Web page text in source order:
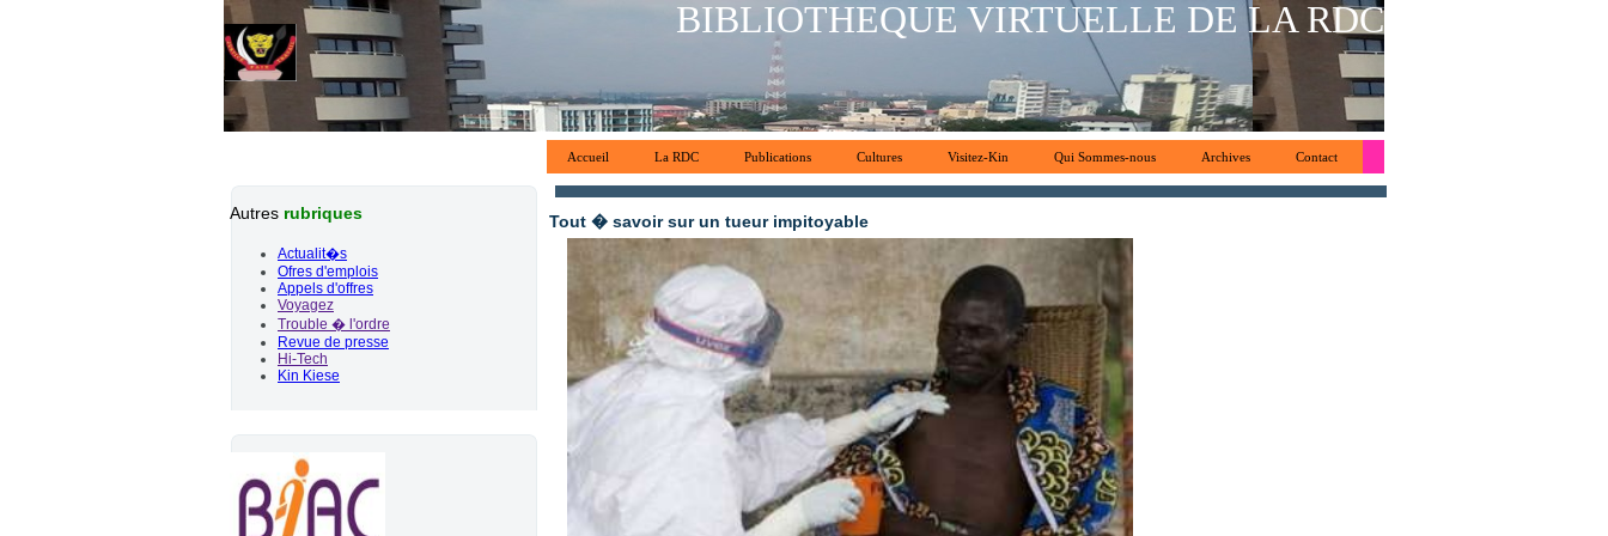
BIBLIOTHEQUE VIRTUELLE DE LA RDC
Accueil La RDC Publications Cultures Visitez-Kin Qui Sommes-nous Archives Contact
Autres rubriques
Actualit�s
Ofres d'emplois
Appels d'offres
Voyagez
Trouble � l'ordre
Revue de presse
Hi-Tech
Kin Kiese
Tout � savoir sur un tueur impitoyable